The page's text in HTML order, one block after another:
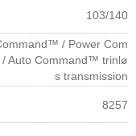
103/140
/ Power Com
Auto Command™ trinlø
s transmission
8257